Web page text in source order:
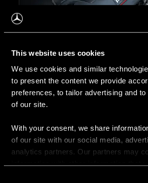
This website uses cookies
We use cookies and similar
to present the content we provide
preferences, to tailor advertising and
of our site.
With your consent, we share
of our site with our social media,
analytics partners. Our partners may
information with other information that
Motorizācija
Spēcīgi, bet nepiespiesti. GLE 53
4MATIC+ 6 cilindru dzinējs
kW – ievērojamu jauda un ​​tūlītēju
reakciju. Gan pilsētas ielās, gan
Mercedes-AMG GLE vienmēr ir